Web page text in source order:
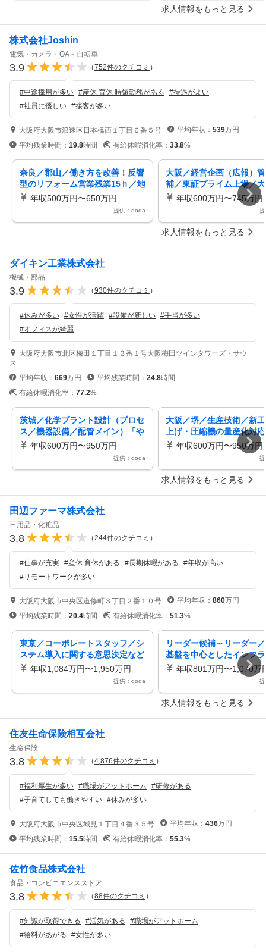
求人情報をもっと見る
株式会社Joshin
電気・カメラ・OA・自転車
3.9 （752件のクチコミ ）
#中途採用が多い #産休 育休 時短勤務がある #待遇がよい
#社員に優しい #接客が多い
大阪府大阪市浪速区日本橋西１丁目６番５号 平均年収： 539万円
平均残業時間： 19.8時間 有給休暇消化率： 33.8%
奈良／郡山／働き方を改善！反響
型のリフォーム営業残業15ｈ／地
域密着型の営業／転勤なし
年収500万円〜650万円
提供：doda
大阪／経営企画（広報）
補／東証プライム上場／
量販店Joshin
年収600万円〜745万円
求人情報をもっと見る
ダイキン工業株式会社
機械・部品
3.9 （930件のクチコミ ）
#休みが多い #女性が活躍 #設備が新しい #手当が多い
#オフィスが綺麗
大阪府大阪市北区梅田１丁目１３番１号大阪梅田ツインタワーズ・サウ
ス
平均年収： 669万円 平均残業時間： 24.8時間
有給休暇消化率： 77.2%
茨城／化学プラント設計（プロセ
ス／機器設備／配管メイン）「や
りたい」を実現できる企業風土
年収600万円〜950万円
提供：doda
大阪／堺／生産技術／新
上げ・圧縮機の量産化対
産拠点のローカル人材育
年収600万円〜950万円
求人情報をもっと見る
田辺ファーマ株式会社
日用品・化粧品
3.8 （244件のクチコミ ）
#仕事が充実 #産休 育休がある #長期休暇がある #年収が高い
#リモートワークが多い
大阪府大阪市中央区道修町３丁目２番１０号 平均年収： 860万円
平均残業時間： 20.4時間 有給休暇消化率： 51.3%
東京／コーポレートスタッフ／シ
ステム導入に関する意思決定など
創業300年超の老舗製薬メーカー
年収1,084万円〜1,950万円
提供：doda
リーダー候補～リーダー
基盤を中心としたインフ
理創業300年超の老舗製薬
年収801万円〜1,070万
求人情報をもっと見る
住友生命保険相互会社
生命保険
3.8 （4,876件のクチコミ ）
#福利厚生が多い #職場がアットホーム #研修がある
#子育てしても働きやすい #休みが多い
大阪府大阪市中央区城見１丁目４番３５号 平均年収： 436万円
平均残業時間： 15.5時間 有給休暇消化率： 55.3%
佐竹食品株式会社
食品・コンビニエンスストア
3.8 （88件のクチコミ ）
#知識が取得できる #活気がある #職場がアットホーム
#給料があがる #女性が多い